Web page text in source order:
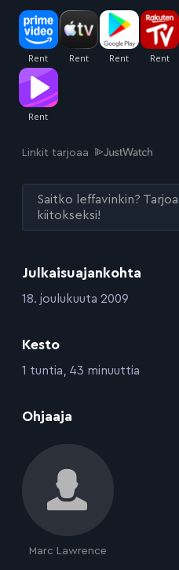
Julkaisuajankohta
:18. joulukuuta 2009
Kesto
:1 tuntia, 43 minuuttia
Ohjaaja
Marc Lawrence
Linkit tarjoaa
Saitko leffavinkin?
kiitokseksi!